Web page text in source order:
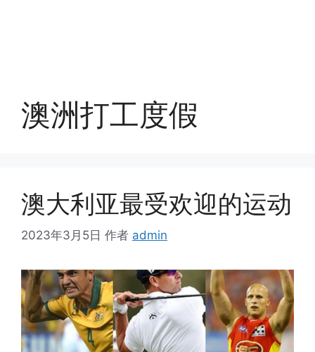
澳洲打工度假
澳大利亚最受欢迎的运动
2023年3月5日 作者 admin